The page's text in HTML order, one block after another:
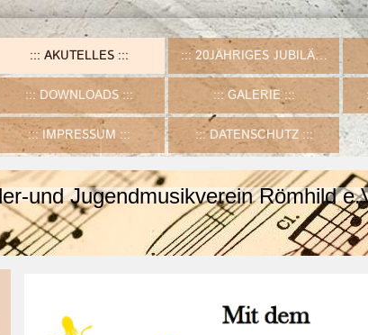
AKUTELLES 20JÄHRIGES JUBILÄUM
DOWNLOADS GALERIE
IMPRESSUM DATENSCHUTZ
und Jugendmusikverein Römhild